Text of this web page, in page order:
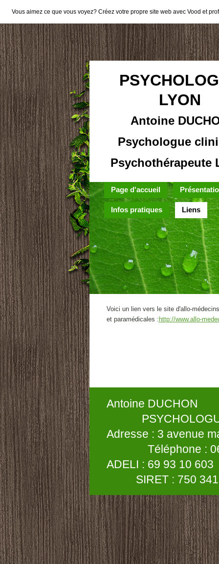
LYON
Antoine
Psychologue
Psychothérapeute
Page d'accueil
Infos pratiques Liens
Voici un lien vers le site d'allo-
et paramédicales : http://www.allo-
Adresse : 3 avenue
Téléphone : 06
ADELI :
SIRET : 750 341
Vous aimez ce que vous voyez? Créez votre propre site web avec Vood et